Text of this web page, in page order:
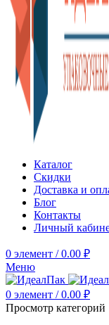
Каталог
Скидки
Доставка и
Блог
Контакты
Личный
0 элемент / 0.00 ₽
Меню
0 элемент / 0.00 ₽
Просмотр категорий